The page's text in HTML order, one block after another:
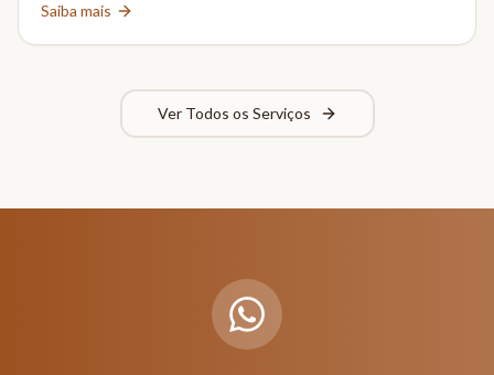
Saiba mais
Ver Todos os Serviços